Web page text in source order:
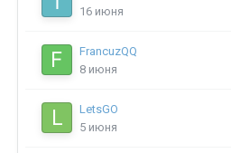
16 июня
FrancuzQQ
8 июня
LetsGO
5 июня